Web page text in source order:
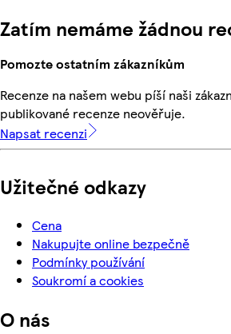
Zatím nemáme žádnou
Pomozte ostatním zákazníkům
Recenze na našem webu píší naši
publikované recenze neověřuje.
Napsat recenzi
Užitečné odkazy
Cena
Nakupujte online bezpečně
Podmínky používání
Soukromí a cookies
O nás